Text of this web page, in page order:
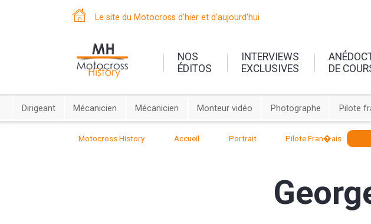
Le site du Motocross d'hier et d'aujourd'hui
NOS
ÉDITOS
INTERVIEWS
EXCLUSIVES
DE
Dirigeant Mécanicien Mécanicien Monteur vidéo Photographe Pilote
Motocross History Accueil Portrait Pilote Fran�ais